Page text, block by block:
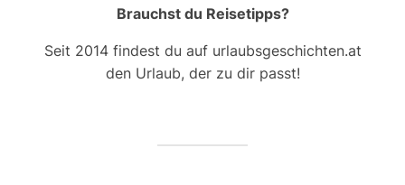
Brauchst du Reisetipps?
Seit 2014 findest du auf urlaubsgeschichten.at
den Urlaub, der zu dir passt!